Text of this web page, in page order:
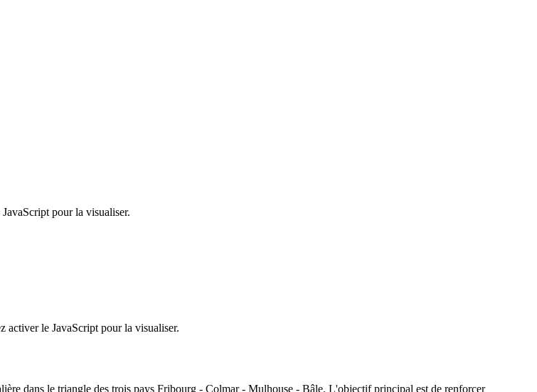
pour la visualiser.
activer le JavaScript pour la visualiser.
dans le triangle des trois pays Fribourg - Colmar - Mulhouse - Bâle. L'objectif principal est de renforcer